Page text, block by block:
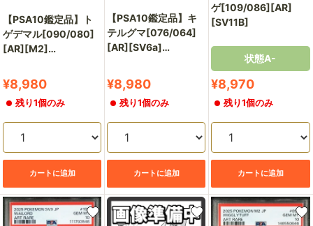
【PSA10鑑定品】ト
ゲデマル[090/080]
[AR][M2]
真掲載】
販
価
格
¥8,980
残り1個のみ
カートに追加
【PSA10鑑定品】キ
テルグマ[076/064]
[AR][SV6a]
真掲載】
販
価
格
¥8,980
残り1個のみ
カートに追加
ゲ[109/086][AR]
[SV11B]
状態A-
販
価
格
¥8,970
残り1個のみ
カートに追加